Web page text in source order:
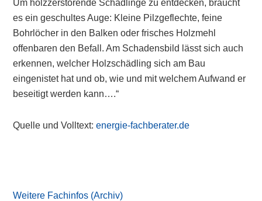
Um holzzerstörende Schädlinge zu entdecken, braucht
es ein geschultes Auge: Kleine Pilzgeflechte, feine
Bohrlöcher in den Balken oder frisches Holzmehl
offenbaren den Befall. Am Schadensbild lässt sich auch
erkennen, welcher Holzschädling sich am Bau
eingenistet hat und ob, wie und mit welchem Aufwand er
beseitigt werden kann….“
Quelle und Volltext:energie-fachberater.de
Weitere Fachinfos (Archiv)